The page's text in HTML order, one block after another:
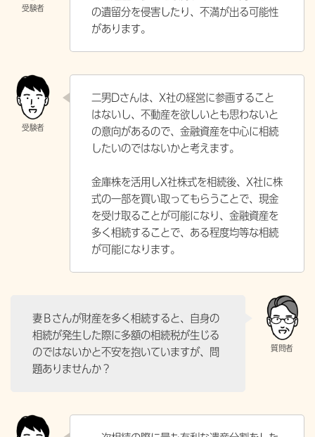
の遺留分を侵害したり、不満が出る可能性
があります。
二男Dさんは、X社の経営に参画すること
はないし、不動産を欲しいとも思わないと
の意向があるので、金融資産を中心に相続
したいのではないかと考えます。
金庫株を活用しX社株式を相続後、X社に株
式の一部を買い取ってもらうことで、現金
を受け取ることが可能になり、金融資産を
多く相続することで、ある程度均等な相続
が可能になります。
妻Ｂさんが財産を多く相続すると、自身の
相続が発生した際に多額の相続税が生じる
のではないかと不安を抱いていますが、問
題ありませんか？